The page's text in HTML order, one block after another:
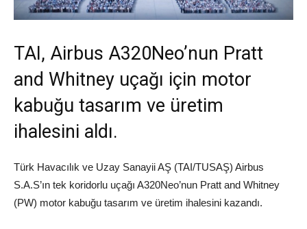
TAI, Airbus A320Neo’nun Pratt
and Whitney uçağı için motor
kabuğu tasarım ve üretim
ihalesini aldı.
Türk Havacılık ve Uzay Sanayii AŞ (TAI/TUSAŞ) Airbus
S.A.S’ın tek koridorlu uçağı A320Neo’nun Pratt and Whitney
(PW) motor kabuğu tasarım ve üretim ihalesini kazandı.